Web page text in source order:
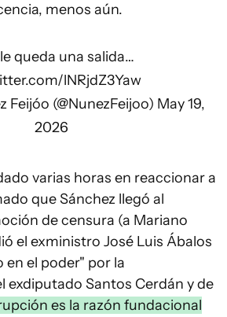
menos aún.
queda una salida…
lNRjdZ3Yaw
(@NunezFeijoo) May 19,
2026
varias horas en reaccionar a
que Sánchez llegó al
de censura (a Mariano
el exministro José Luis Ábalos
en el poder" por la
exdiputado Santos Cerdán y de
es la razón fundacional